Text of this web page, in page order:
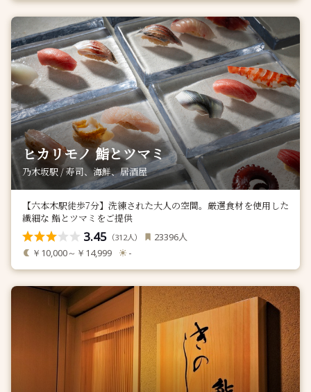
ヒカリモノ 鮨とツマミ
乃木坂駅 / 寿司、海鮮、居酒屋
【六本木駅徒歩7分】洗練された大人の空間。厳選食材を使用した
繊細な 鮨とツマミをご提供
3.45 （312人） 23396人
￥10,000～￥14,999 -